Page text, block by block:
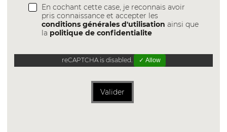
En cochant cette case, je reconnais avoir
pris connaissance et accepter les
conditions générales d'utilisation ainsi que
la politique de confidentialite
reCAPTCHA is disabled. ✓ Allow
Valider